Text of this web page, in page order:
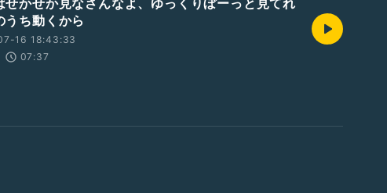
せかせか見なさんなよ、ゆっくりぼーっと見てれ
うち動くから
16 18:43:33
07:37